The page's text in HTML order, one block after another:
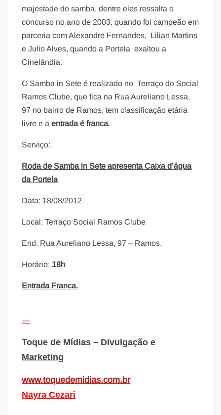
majestade do samba, dentre eles ressalta o
concurso no ano de 2003, quando foi campeão em
parceria com Alexandre Fernandes, Lilian Martins
e Julio Alves, quando a Portela exaltou a
Cinelândia.
O Samba in Sete é realizado no Terraço do Social
Ramos Clube, que fica na Rua Aureliano Lessa,
97 no bairro de Ramos, tem classificação etária
livre e aentrada é franca.
Serviço:
Roda de Samba in Sete apresentaCaixa d’água
da Portela
Data: 18/08/2012
Local: Terraço Social Ramos Clube
End. Rua Aureliano Lessa, 97 – Ramos.
Horário: 18h
Entrada Franca.
—
Toque de Mídias – Divulgação e
Marketing
www.toquedemidias.com.br
Nayra Cezari